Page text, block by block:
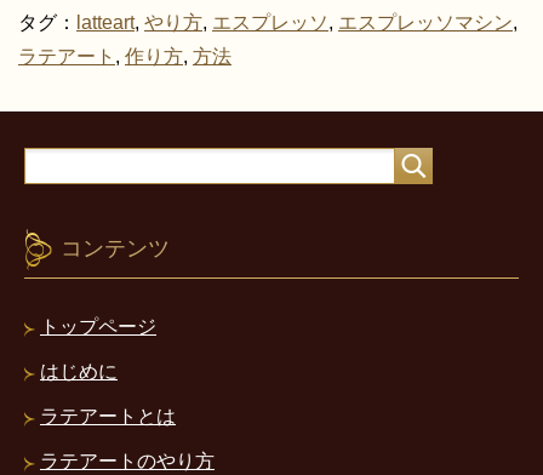
タグ： latteart, やり方, エスプレッソ, エスプレッソマシン,
ラテアート , 作り方, 方法
コンテンツ
トップページ
はじめに
ラテアートとは
ラテアートのやり方